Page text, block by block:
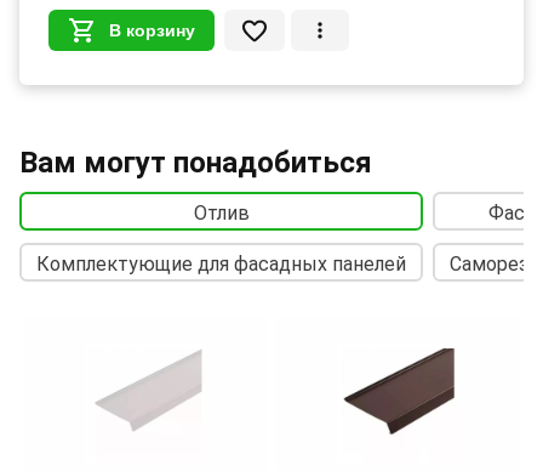
В корзину
Вам могут понадобиться
Отлив
Комплектующие для фасадных панелей